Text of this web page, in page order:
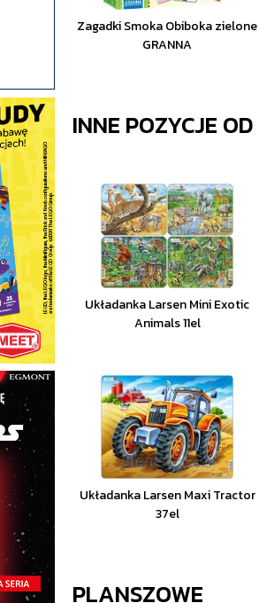
Zagadki Smoka Obiboka zielone
GRANNA
INNE POZYCJE OD
Układanka Larsen Mini Exotic
Animals 11el
Układanka Larsen Maxi Tractor
37el
PLANSZOWE